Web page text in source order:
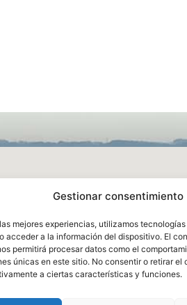
Gestionar consentimiento
mejores experiencias, utilizamos
acceder a la información del dispositivo. El
permitirá procesar datos como el
únicas en este sitio. No consentir o retirar el
a ciertas características y funciones.